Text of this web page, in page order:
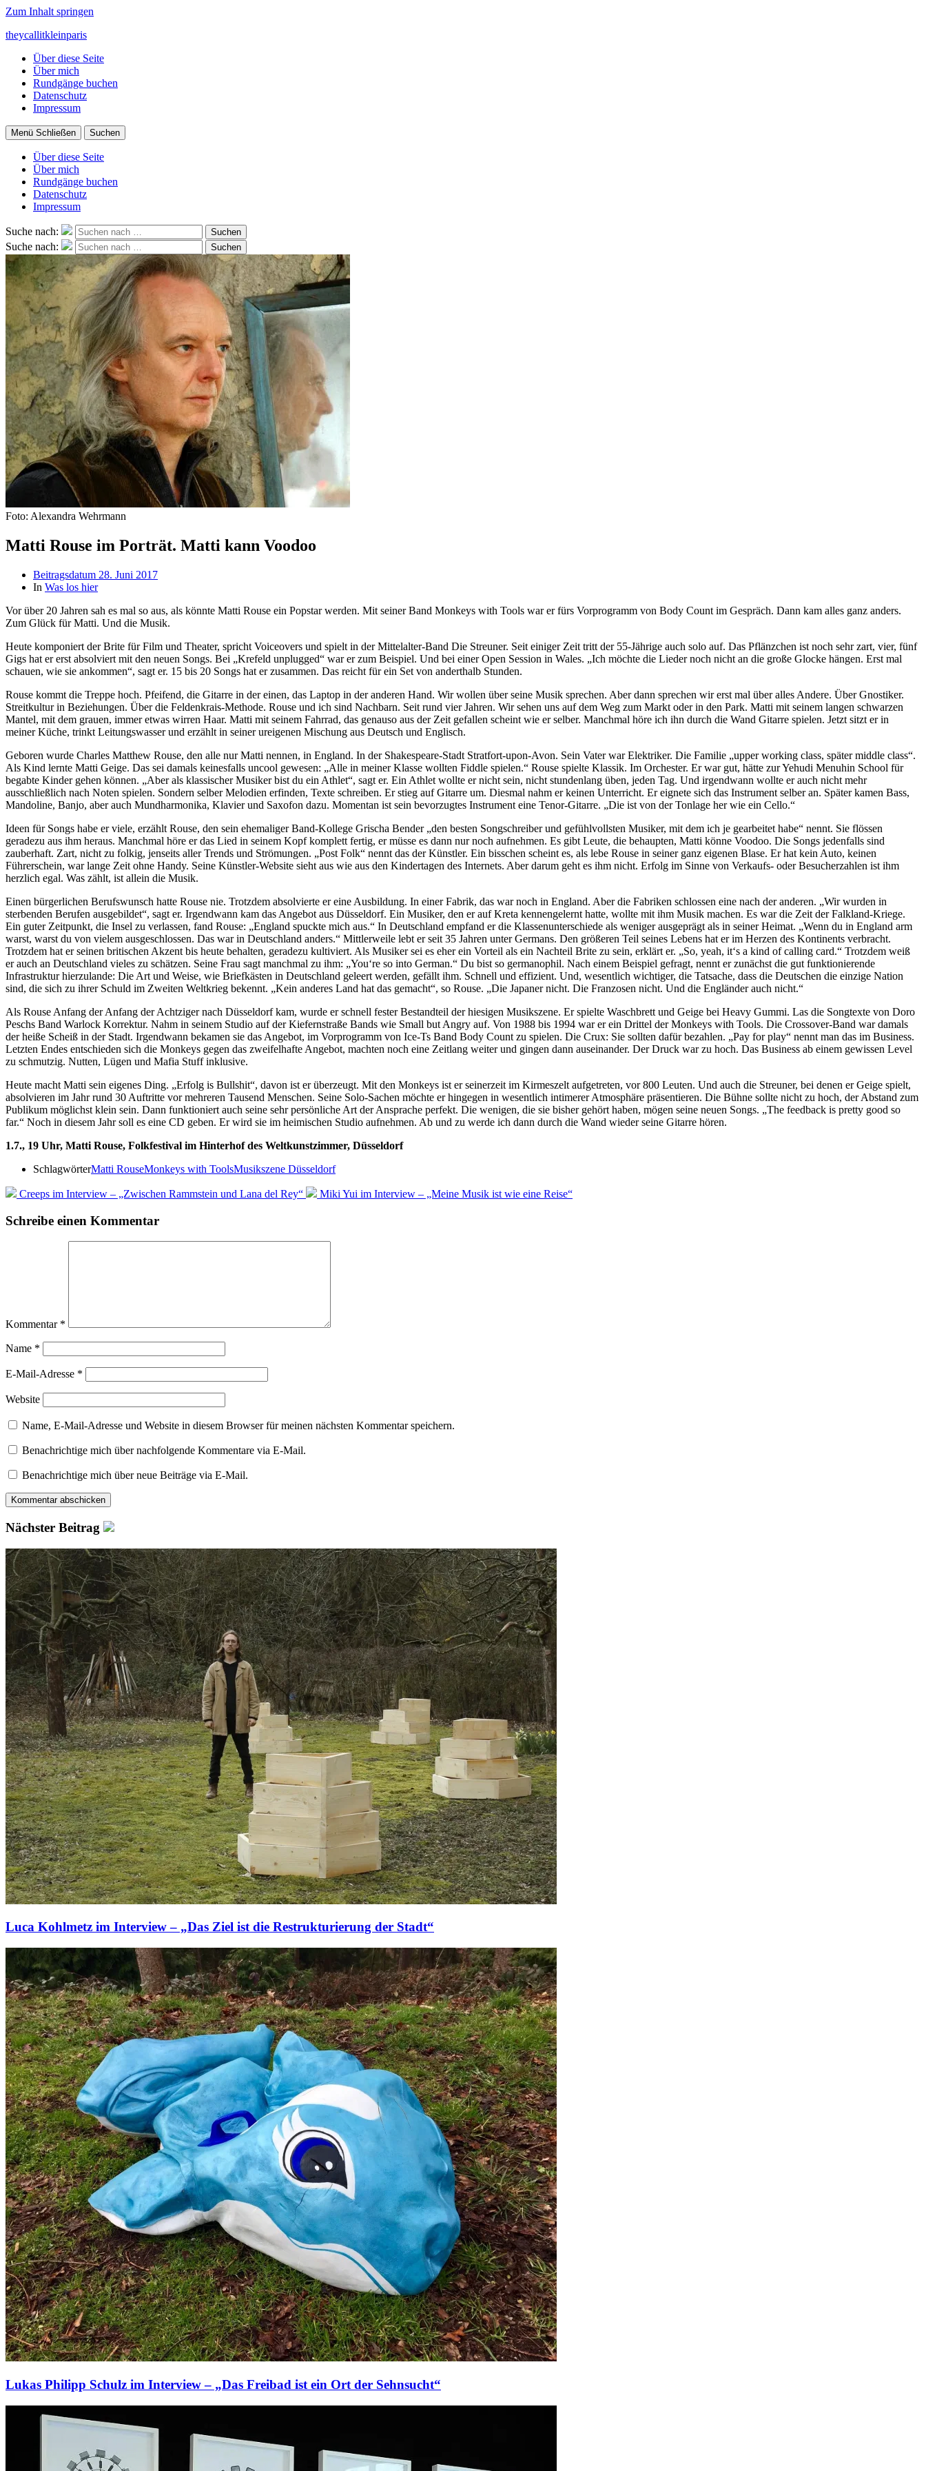
Zum Inhalt springen
theycallitkleinparis
Über diese Seite
Über mich
Rundgänge buchen
Datenschutz
Impressum
Menü Schließen Suchen
Über diese Seite
Über mich
Rundgänge buchen
Datenschutz
Impressum
Suche nach: Suchen
Suche nach: Suchen
Foto: Alexandra Wehrmann
Matti Rouse im Porträt. Matti kann Voodoo
Beitragsdatum 28. Juni 2017
In Was los hier
Vor über 20 Jahren sah es mal so aus, als könnte Matti Rouse ein Popstar werden. Mit seiner Band Monkeys with Tools war er fürs Vorprogramm von Body Count im Gespräch. Dann kam alles ganz anders.
Zum Glück für Matti. Und die Musik.
Heute komponiert der Brite für Film und Theater, spricht Voiceovers und spielt in der Mittelalter-Band Die Streuner. Seit einiger Zeit tritt der 55-Jährige auch solo auf. Das Pflänzchen ist noch sehr zart, vier, fünf
Gigs hat er erst absolviert mit den neuen Songs. Bei „Krefeld unplugged“ war er zum Beispiel. Und bei einer Open Session in Wales. „Ich möchte die Lieder noch nicht an die große Glocke hängen. Erst mal
schauen, wie sie ankommen“, sagt er. 15 bis 20 Songs hat er zusammen. Das reicht für ein Set von anderthalb Stunden.
Rouse kommt die Treppe hoch. Pfeifend, die Gitarre in der einen, das Laptop in der anderen Hand. Wir wollen über seine Musik sprechen. Aber dann sprechen wir erst mal über alles Andere. Über Gnostiker.
Streitkultur in Beziehungen. Über die Feldenkrais-Methode. Rouse und ich sind Nachbarn. Seit rund vier Jahren. Wir sehen uns auf dem Weg zum Markt oder in den Park. Matti mit seinem langen schwarzen
Mantel, mit dem grauen, immer etwas wirren Haar. Matti mit seinem Fahrrad, das genauso aus der Zeit gefallen scheint wie er selber. Manchmal höre ich ihn durch die Wand Gitarre spielen. Jetzt sitzt er in
meiner Küche, trinkt Leitungswasser und erzählt in seiner ureigenen Mischung aus Deutsch und Englisch.
Geboren wurde Charles Matthew Rouse, den alle nur Matti nennen, in England. In der Shakespeare-Stadt Stratfort-upon-Avon. Sein Vater war Elektriker. Die Familie „upper working class, später middle class“.
Als Kind lernte Matti Geige. Das sei damals keinesfalls uncool gewesen: „Alle in meiner Klasse wollten Fiddle spielen.“ Rouse spielte Klassik. Im Orchester. Er war gut, hätte zur Yehudi Menuhin School für
begabte Kinder gehen können. „Aber als klassischer Musiker bist du ein Athlet“, sagt er. Ein Athlet wollte er nicht sein, nicht stundenlang üben, jeden Tag. Und irgendwann wollte er auch nicht mehr
ausschließlich nach Noten spielen. Sondern selber Melodien erfinden, Texte schreiben. Er stieg auf Gitarre um. Diesmal nahm er keinen Unterricht. Er eignete sich das Instrument selber an. Später kamen Bass,
Mandoline, Banjo, aber auch Mundharmonika, Klavier und Saxofon dazu. Momentan ist sein bevorzugtes Instrument eine Tenor-Gitarre. „Die ist von der Tonlage her wie ein Cello.“
Ideen für Songs habe er viele, erzählt Rouse, den sein ehemaliger Band-Kollege Grischa Bender „den besten Songschreiber und gefühlvollsten Musiker, mit dem ich je gearbeitet habe“ nennt. Sie flössen
geradezu aus ihm heraus. Manchmal höre er das Lied in seinem Kopf komplett fertig, er müsse es dann nur noch aufnehmen. Es gibt Leute, die behaupten, Matti könne Voodoo. Die Songs jedenfalls sind
zauberhaft. Zart, nicht zu folkig, jenseits aller Trends und Strömungen. „Post Folk“ nennt das der Künstler. Ein bisschen scheint es, als lebe Rouse in seiner ganz eigenen Blase. Er hat kein Auto, keinen
Führerschein, war lange Zeit ohne Handy. Seine Künstler-Website sieht aus wie aus den Kindertagen des Internets. Aber darum geht es ihm nicht. Erfolg im Sinne von Verkaufs- oder Besucherzahlen ist ihm
herzlich egal. Was zählt, ist allein die Musik.
Einen bürgerlichen Berufswunsch hatte Rouse nie. Trotzdem absolvierte er eine Ausbildung. In einer Fabrik, das war noch in England. Aber die Fabriken schlossen eine nach der anderen. „Wir wurden in
sterbenden Berufen ausgebildet“, sagt er. Irgendwann kam das Angebot aus Düsseldorf. Ein Musiker, den er auf Kreta kennengelernt hatte, wollte mit ihm Musik machen. Es war die Zeit der Falkland-Kriege.
Ein guter Zeitpunkt, die Insel zu verlassen, fand Rouse: „England spuckte mich aus.“ In Deutschland empfand er die Klassenunterschiede als weniger ausgeprägt als in seiner Heimat. „Wenn du in England arm
warst, warst du von vielem ausgeschlossen. Das war in Deutschland anders.“ Mittlerweile lebt er seit 35 Jahren unter Germans. Den größeren Teil seines Lebens hat er im Herzen des Kontinents verbracht.
Trotzdem hat er seinen britischen Akzent bis heute behalten, geradezu kultiviert. Als Musiker sei es eher ein Vorteil als ein Nachteil Brite zu sein, erklärt er. „So, yeah, it‘s a kind of calling card.“ Trotzdem weiß
er auch an Deutschland vieles zu schätzen. Seine Frau sagt manchmal zu ihm: „You‘re so into German.“ Du bist so germanophil. Nach einem Beispiel gefragt, nennt er zunächst die gut funktionierende
Infrastruktur hierzulande: Die Art und Weise, wie Briefkästen in Deutschland geleert werden, gefällt ihm. Schnell und effizient. Und, wesentlich wichtiger, die Tatsache, dass die Deutschen die einzige Nation
sind, die sich zu ihrer Schuld im Zweiten Weltkrieg bekennt. „Kein anderes Land hat das gemacht“, so Rouse. „Die Japaner nicht. Die Franzosen nicht. Und die Engländer auch nicht.“
Als Rouse Anfang der Anfang der Achtziger nach Düsseldorf kam, wurde er schnell fester Bestandteil der hiesigen Musikszene. Er spielte Waschbrett und Geige bei Heavy Gummi. Las die Songtexte von Doro
Peschs Band Warlock Korrektur. Nahm in seinem Studio auf der Kiefernstraße Bands wie Small but Angry auf. Von 1988 bis 1994 war er ein Drittel der Monkeys with Tools. Die Crossover-Band war damals
der heiße Scheiß in der Stadt. Irgendwann bekamen sie das Angebot, im Vorprogramm von Ice-Ts Band Body Count zu spielen. Die Crux: Sie sollten dafür bezahlen. „Pay for play“ nennt man das im Business.
Letzten Endes entschieden sich die Monkeys gegen das zweifelhafte Angebot, machten noch eine Zeitlang weiter und gingen dann auseinander. Der Druck war zu hoch. Das Business ab einem gewissen Level
zu schmutzig. Nutten, Lügen und Mafia Stuff inklusive.
Heute macht Matti sein eigenes Ding. „Erfolg is Bullshit“, davon ist er überzeugt. Mit den Monkeys ist er seinerzeit im Kirmeszelt aufgetreten, vor 800 Leuten. Und auch die Streuner, bei denen er Geige spielt,
absolvieren im Jahr rund 30 Auftritte vor mehreren Tausend Menschen. Seine Solo-Sachen möchte er hingegen in wesentlich intimerer Atmosphäre präsentieren. Die Bühne sollte nicht zu hoch, der Abstand zum
Publikum möglichst klein sein. Dann funktioniert auch seine sehr persönliche Art der Ansprache perfekt. Die wenigen, die sie bisher gehört haben, mögen seine neuen Songs. „The feedback is pretty good so
far.“ Noch in diesem Jahr soll es eine CD geben. Er wird sie im heimischen Studio aufnehmen. Ab und zu werde ich dann durch die Wand wieder seine Gitarre hören.
1.7., 19 Uhr, Matti Rouse, Folkfestival im Hinterhof des Weltkunstzimmer, Düsseldorf
SchlagwörterMatti RouseMonkeys with ToolsMusikszene Düsseldorf
Creeps im Interview – „Zwischen Rammstein und Lana del Rey“ Miki Yui im Interview – „Meine Musik ist wie eine Reise“
Schreibe einen Kommentar
Kommentar *
Name *
E-Mail-Adresse *
Website
Name, E-Mail-Adresse und Website in diesem Browser für meinen nächsten Kommentar speichern.
Benachrichtige mich über nachfolgende Kommentare via E-Mail.
Benachrichtige mich über neue Beiträge via E-Mail.
Nächster Beitrag
Luca Kohlmetz im Interview – „Das Ziel ist die Restrukturierung der Stadt“
Lukas Philipp Schulz im Interview – „Das Freibad ist ein Ort der Sehnsucht“